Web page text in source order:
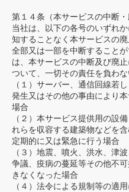
第１４条（本サービスの中断・
当社は、以下の各号のいずれ
知することなく本サービスの
全部又は一部を中断すること
は、本サービスの中断及び廃
ついて、一切その責任を負わな
（１）サーバー、通信回線若
発生又はその他の事由により
場合
（２）本サービス提供用の設
れらを収容する建築物などを
定期的に又は緊急に行う場合
（３）地震、噴火、洪水、津
争議、疫病の蔓延等その他不
きなくなった場合
（４）法令による規制等の適